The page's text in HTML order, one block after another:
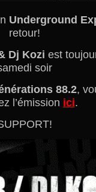
Underground
retour!
Dj Kozi est
soir
88.2,
l’émission ici.